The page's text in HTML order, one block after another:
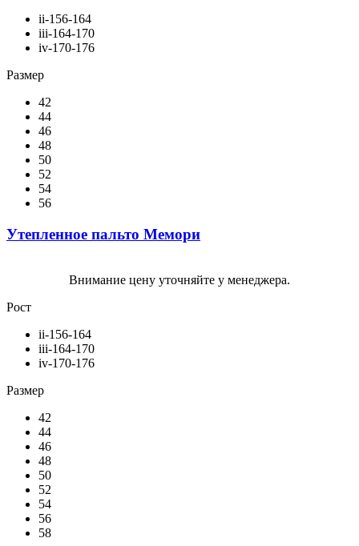
ii-156-164
iii-164-170
iv-170-176
Размер
42
44
46
48
50
52
54
56
Утепленное пальто Мемори
Внимание цену уточняйте у менеджера.
Рост
ii-156-164
iii-164-170
iv-170-176
Размер
42
44
46
48
50
52
54
56
58